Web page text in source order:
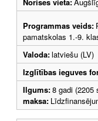
Programmas veids:
pamatskolas 1.-9.
Valoda:latviešu (LV)
Izglītības ieguves
Ilgums:8 gadi (2205
maksa: